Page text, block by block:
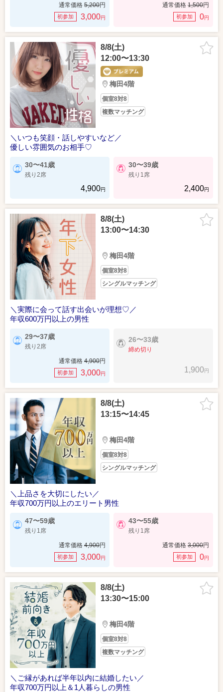
通常価格 5,200円
初参加 3,000円
通常価格 1,500円
初参加 0円
8/8(土)
12:00〜13:30
梅田4階
個室8対8
複数マッチング
＼いつも笑顔・話しやすいなど／
優しい雰囲気のお相手♡
30〜41歳
残り2席
4,900円
30〜39歳
残り1席
2,400円
8/8(土)
13:00〜14:30
梅田4階
個室8対8
シングルマッチング
＼実際に会って話す出会いが理想♡／
年収600万円以上の男性
29〜37歳
残り2席
通常価格 4,900円
初参加 3,000円
26〜33歳
締め切り
1,900円
8/8(土)
13:15〜14:45
梅田4階
個室8対8
シングルマッチング
＼上品さを大切にしたい／
年収700万円以上のエリート男性
47〜59歳
残り1席
通常価格 4,900円
初参加 3,000円
43〜55歳
残り1席
通常価格 3,000円
初参加 0円
8/8(土)
13:30〜15:00
梅田4階
個室8対8
複数マッチング
＼ご縁があれば半年以内に結婚したい／
年収700万円以上＆1人暮らしの男性